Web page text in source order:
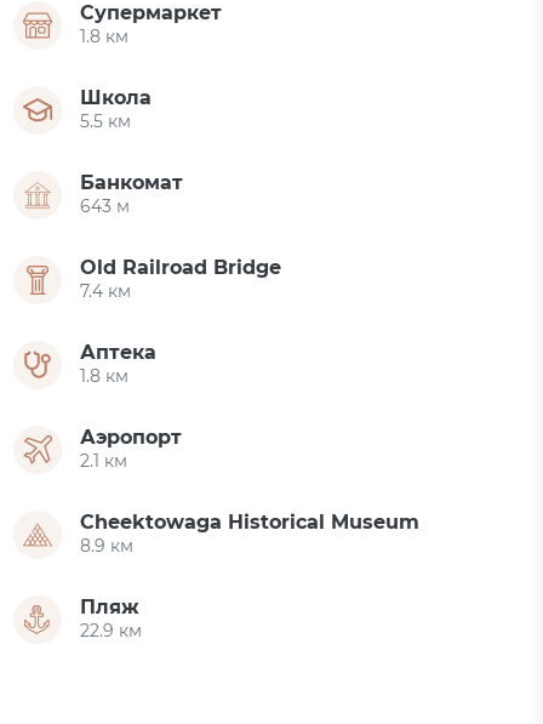
Супермаркет
1.8 км
Школа
5.5 км
Банкомат
643 м
Old Railroad Bridge
7.4 км
Аптека
1.8 км
Аэропорт
2.1 км
Cheektowaga Historical Museum
8.9 км
Пляж
22.9 км